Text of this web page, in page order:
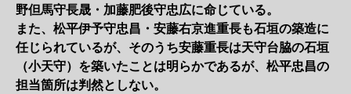
野但馬守長晟・加藤肥後守忠広に命じている。
また、松平伊予守忠昌・安藤右京進重長も石垣の築造に
任じられているが、そのうち安藤重長は天守台脇の石垣
（小天守）を築いたことは明らかであるが、松平忠昌の
担当箇所は判然としない。